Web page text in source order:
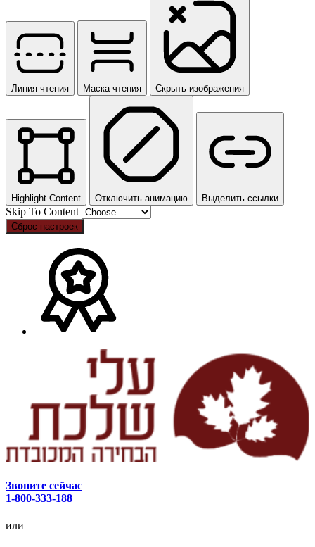
Линия чтения Маска чтения Скрыть изображения
Highlight Content Отключить анимацию Выделить ссылки
Skip To Content
Сброс настроек
Звоните сейчас
1-800-333-188
или